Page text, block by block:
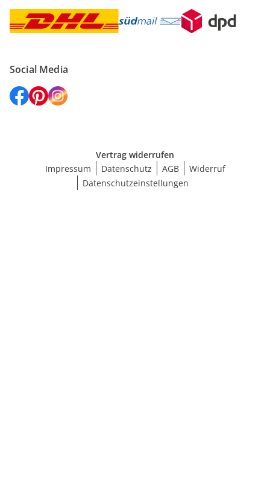
Social Media
Vertrag widerrufen
Impressum
Datenschutz AGB
Widerruf
Datenschutzeinstellungen